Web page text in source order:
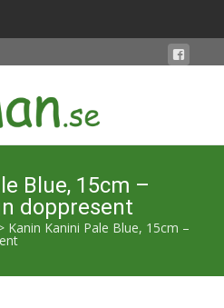
Blue, 15cm –
doppresent
Kanin Kanini Pale Blue, 15cm –